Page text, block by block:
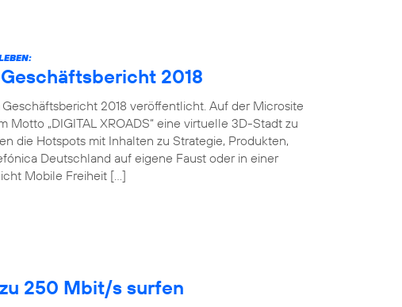
2018
2018 veröffentlicht. Auf der Microsite
„DIGITAL XROADS“ eine virtuelle 3D-Stadt zu
die Hotspots mit Inhalten zu Strategie, Produkten,
Deutschland auf eigene Faust oder in einer
Mobile Freiheit […]
250 Mbit/s surfen